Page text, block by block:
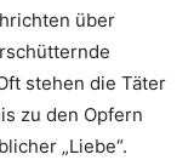
über
stehen die Täter
zu den Opfern
„Liebe“.